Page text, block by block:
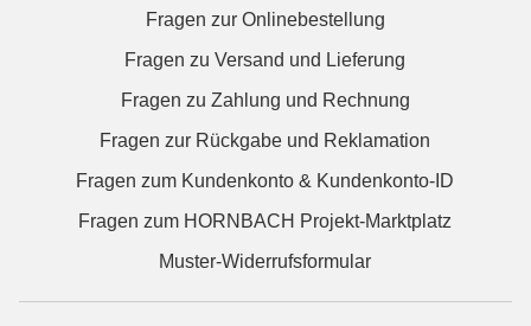
Fragen zur Onlinebestellung
Fragen zu Versand und Lieferung
Fragen zu Zahlung und Rechnung
Fragen zur Rückgabe und Reklamation
Fragen zum Kundenkonto & Kundenkonto-ID
Fragen zum HORNBACH Projekt-Marktplatz
Muster-Widerrufsformular